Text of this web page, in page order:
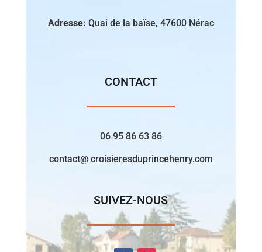
Adresse: Quai de la baïse, 47600 Nérac
CONTACT
06 95 86 63 86
contact@ croisieresduprincehenry.com
SUIVEZ-NOUS